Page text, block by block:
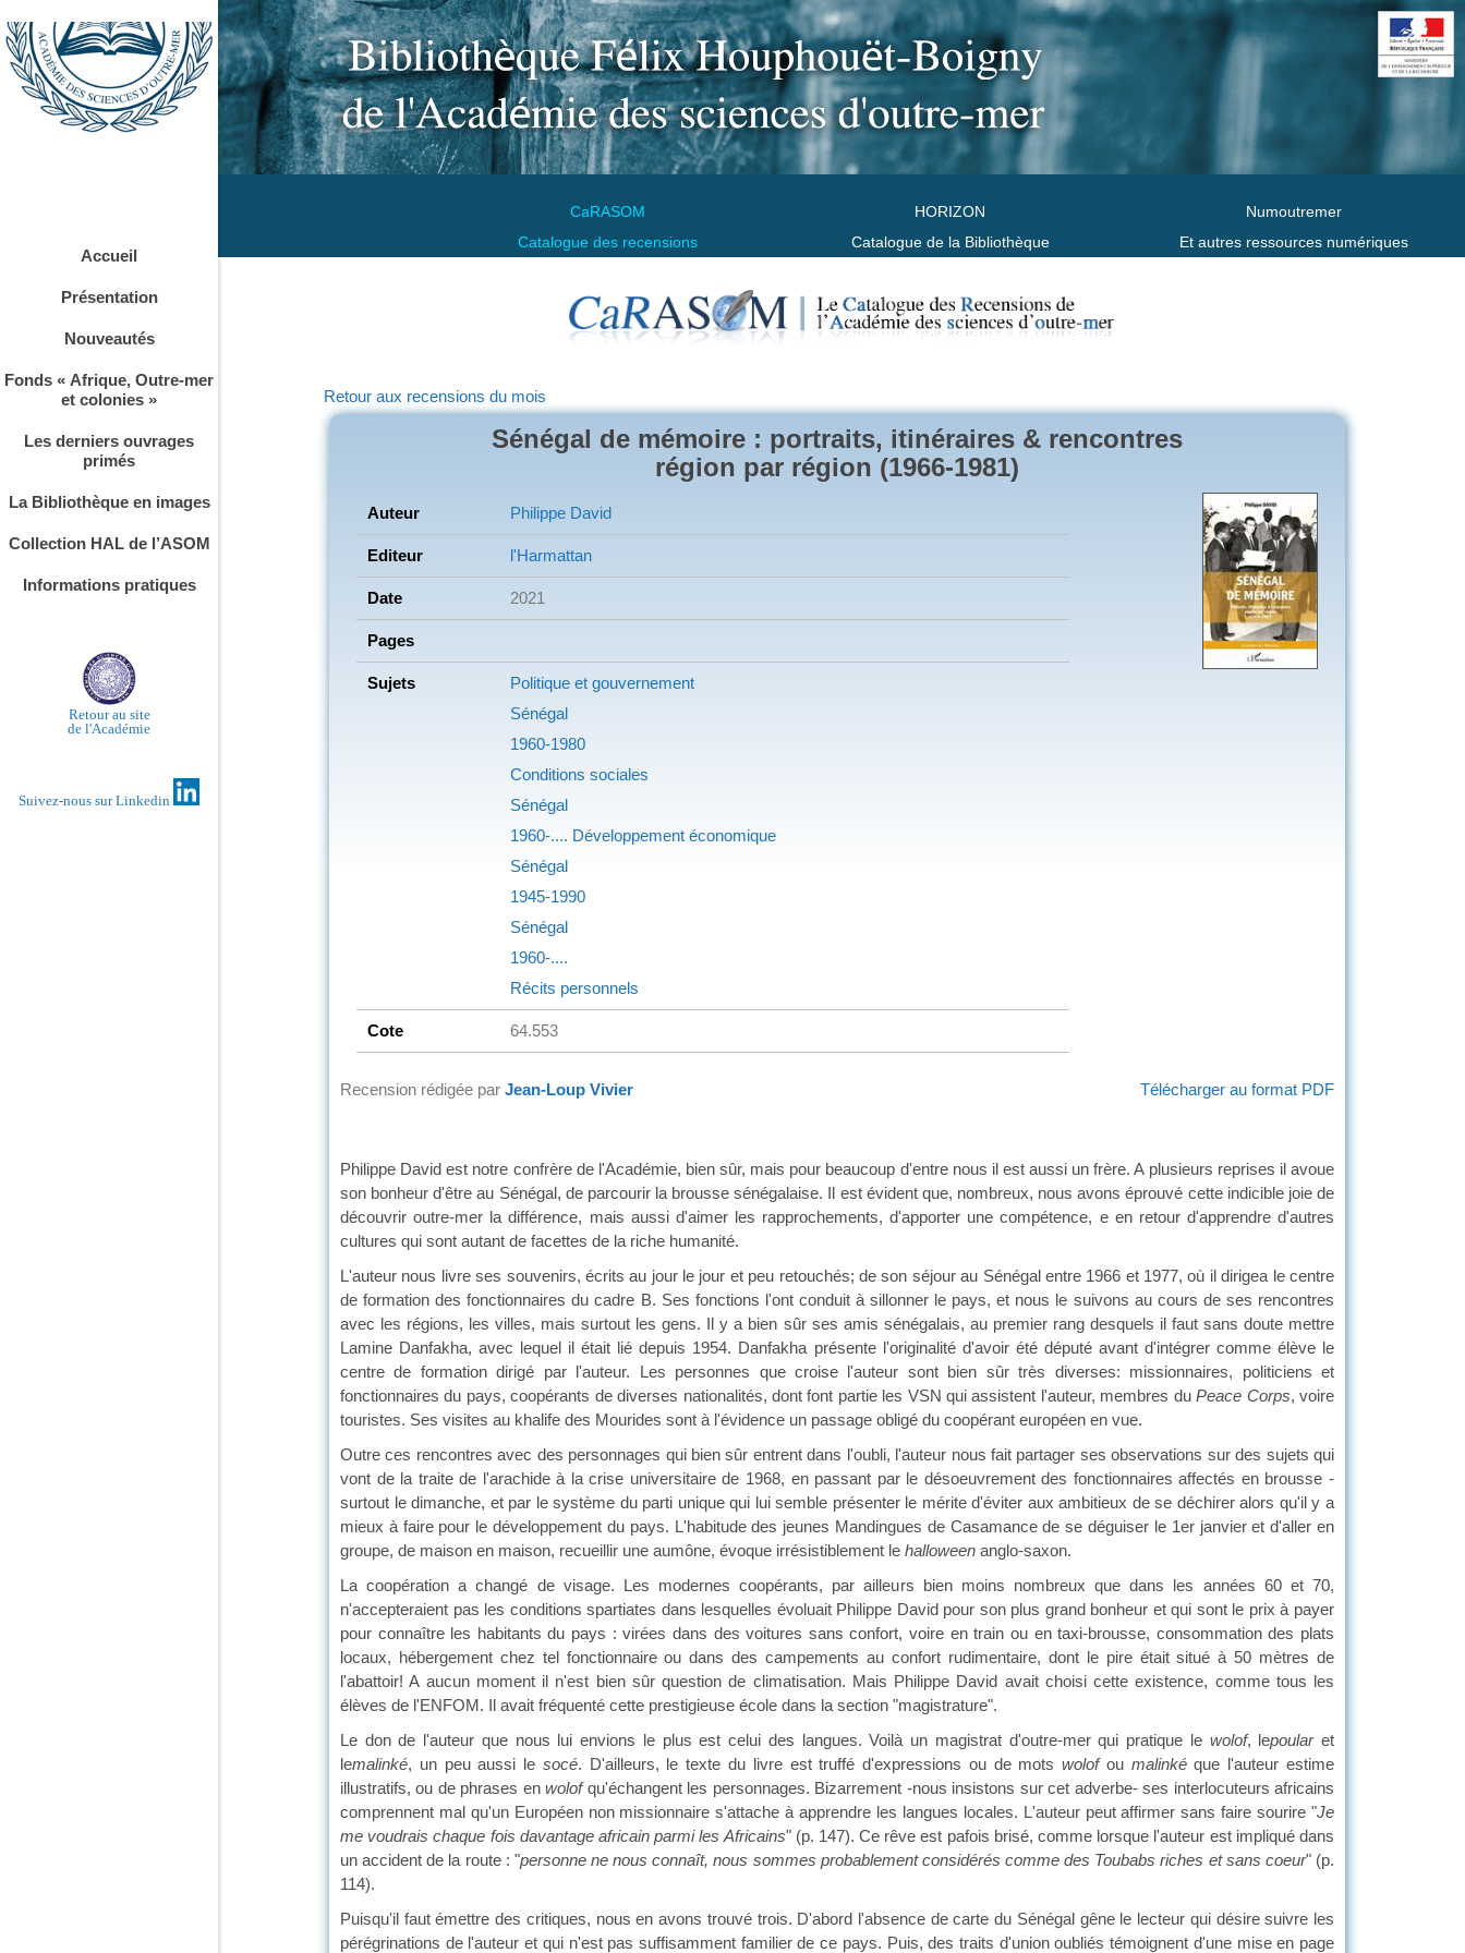
CaRASOM
Catalogue des recensions
HORIZON
Catalogue de la Bibliothèque
Numoutremer
Et autres ressources numériques
Accueil
Présentation
Nouveautés
Fonds « Afrique, Outre-mer
et colonies »
Les derniers ouvrages
primés
La Bibliothèque en images
Collection HAL de l’ASOM
Informations pratiques
Retour au site
de l'Académie
Suivez-nous sur Linkedin
Retour aux recensions du mois
Sénégal de mémoire : portraits, itinéraires & rencontres
région par région (1966-1981)
Auteur Philippe David
Editeur l'Harmattan
Date 2021
Pages
Sujets
Politique et gouvernement
Sénégal
1960-1980
Conditions sociales
Sénégal
1960-.... Développement économique
Sénégal
1945-1990
Sénégal
1960-....
Récits personnels
Cote 64.553
Télécharger au format PDF
Recension rédigée par Jean-Loup Vivier
Philippe David est notre confrère de l'Académie, bien sûr, mais pour beaucoup d'entre nous il est aussi un frère. A plusieurs reprises il avoue
son bonheur d'être au Sénégal, de parcourir la brousse sénégalaise. Il est évident que, nombreux, nous avons éprouvé cette indicible joie de
découvrir outre-mer la différence, mais aussi d'aimer les rapprochements, d'apporter une compétence, e en retour d'apprendre d'autres
cultures qui sont autant de facettes de la riche humanité.
L'auteur nous livre ses souvenirs, écrits au jour le jour et peu retouchés; de son séjour au Sénégal entre 1966 et 1977, où il dirigea le centre
de formation des fonctionnaires du cadre B. Ses fonctions l'ont conduit à sillonner le pays, et nous le suivons au cours de ses rencontres
avec les régions, les villes, mais surtout les gens. Il y a bien sûr ses amis sénégalais, au premier rang desquels il faut sans doute mettre
Lamine Danfakha, avec lequel il était lié depuis 1954. Danfakha présente l'originalité d'avoir été député avant d'intégrer comme élève le
centre de formation dirigé par l'auteur. Les personnes que croise l'auteur sont bien sûr très diverses: missionnaires, politiciens et
fonctionnaires du pays, coopérants de diverses nationalités, dont font partie les VSN qui assistent l'auteur, membres duPeace Corps, voire
touristes. Ses visites au khalife des Mourides sont à l'évidence un passage obligé du coopérant européen en vue.
Outre ces rencontres avec des personnages qui bien sûr entrent dans l'oubli, l'auteur nous fait partager ses observations sur des sujets qui
vont de la traite de l'arachide à la crise universitaire de 1968, en passant par le désoeuvrement des fonctionnaires affectés en brousse -
surtout le dimanche, et par le système du parti unique qui lui semble présenter le mérite d'éviter aux ambitieux de se déchirer alors qu'il y a
mieux à faire pour le développement du pays. L'habitude des jeunes Mandingues de Casamance de se déguiser le 1er janvier et d'aller en
groupe, de maison en maison, recueillir une aumône, évoque irrésistiblement le halloween anglo-saxon.
La coopération a changé de visage. Les modernes coopérants, par ailleurs bien moins nombreux que dans les années 60 et 70,
n'accepteraient pas les conditions spartiates dans lesquelles évoluait Philippe David pour son plus grand bonheur et qui sont le prix à payer
pour connaître les habitants du pays : virées dans des voitures sans confort, voire en train ou en taxi-brousse, consommation des plats
locaux, hébergement chez tel fonctionnaire ou dans des campements au confort rudimentaire, dont le pire était situé à 50 mètres de
l'abattoir! A aucun moment il n'est bien sûr question de climatisation. Mais Philippe David avait choisi cette existence, comme tous les
élèves de l'ENFOM. Il avait fréquenté cette prestigieuse école dans la section "magistrature".
Le don de l'auteur que nous lui envions le plus est celui des langues. Voilà un magistrat d'outre-mer qui pratique le wolof, lepoularet
lemalinké, un peu aussi le socé. D'ailleurs, le texte du livre est truffé d'expressions ou de motswolofou malinkéque l'auteur estime
illustratifs, ou de phrases enwolofqu'échangent les personnages. Bizarrement -nous insistons sur cet adverbe- ses interlocuteurs africains
comprennent mal qu'un Européen non missionnaire s'attache à apprendre les langues locales. L'auteur peut affirmer sans faire sourire "Je
me voudrais chaque fois davantage africain parmi les Africains" (p. 147). Ce rêve est pafois brisé, comme lorsque l'auteur est impliqué dans
un accident de la route : "personne ne nous connaît, nous sommes probablement considérés comme des Toubabs riches et sans coeur" (p.
114).
Puisqu'il faut émettre des critiques, nous en avons trouvé trois. D'abord l'absence de carte du Sénégal gêne le lecteur qui désire suivre les
pérégrinations de l'auteur et qui n'est pas suffisamment familier de ce pays. Puis, des traits d'union oubliés témoignent d'une mise en page